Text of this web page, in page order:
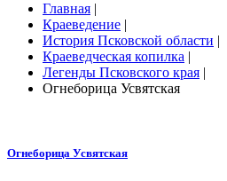
Главная |
Краеведение |
История Псковской области |
Краеведческая копилка |
Легенды Псковского края |
Огнеборица Усвятская
Огнеборица Усвятская